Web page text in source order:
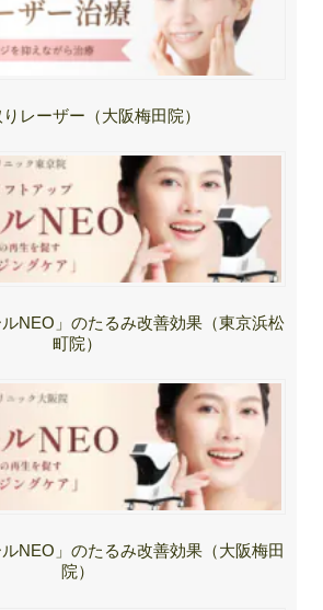
レーザー（大阪梅田院）
NEO」のたるみ改善効果（東京浜松
町院）
NEO」のたるみ改善効果（大阪梅田
院）